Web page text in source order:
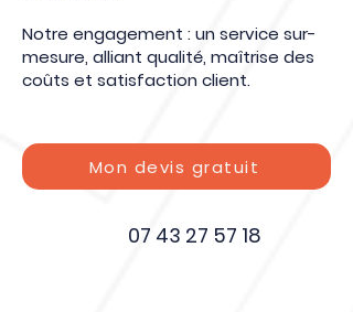
Notre engagement : un service sur-
mesure, alliant qualité, maîtrise des
coûts et satisfaction client.
Mon devis gratuit
07 43 27 57 18